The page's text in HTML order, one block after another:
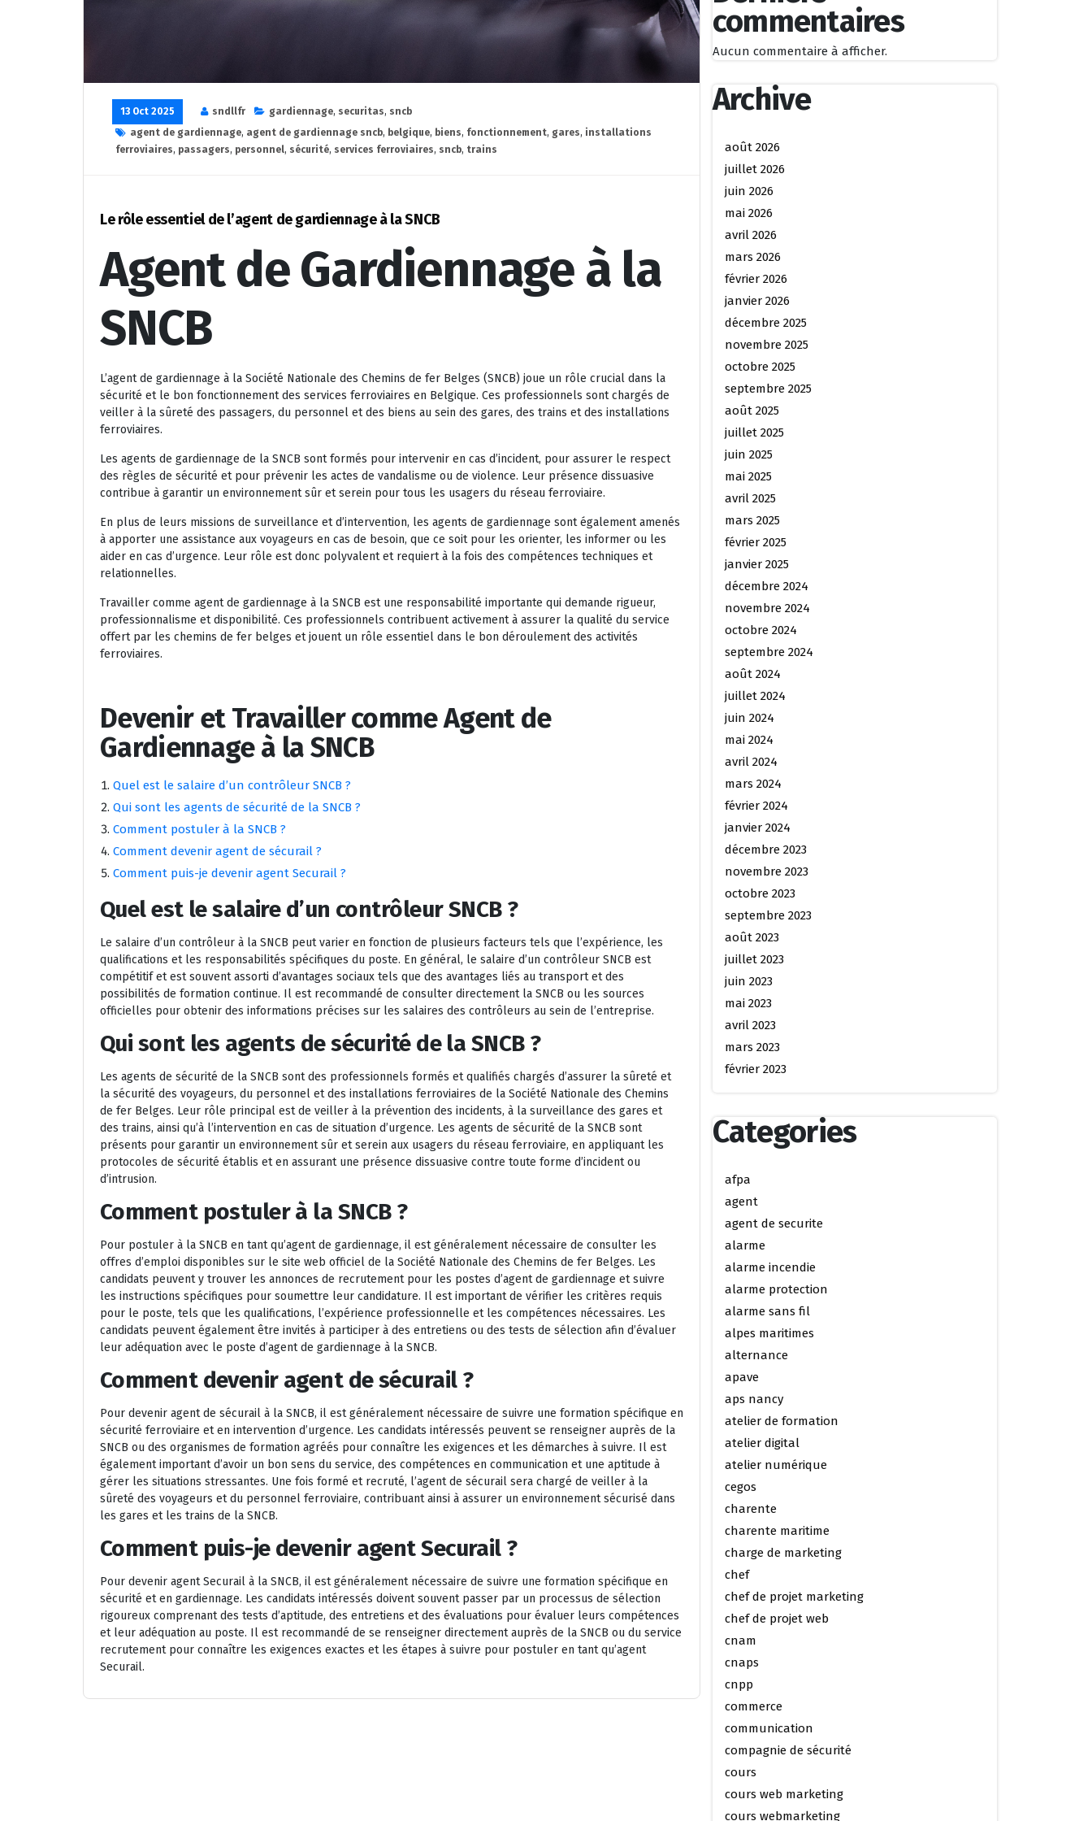
13 Oct 2025 sndllfr gardiennage, securitas, sncb
agent de gardiennage, agent de gardiennage sncb, belgique, biens, fonctionnement, gares, installations
ferroviaires, passagers, personnel, sécurité, services ferroviaires, sncb, trains
Le rôle essentiel de l’agent de gardiennage à la SNCB
Agent de Gardiennage à la
SNCB
L’agent de gardiennage à la Société Nationale des Chemins de fer Belges (SNCB) joue un rôle crucial dans la
sécurité et le bon fonctionnement des services ferroviaires en Belgique. Ces professionnels sont chargés de
veiller à la sûreté des passagers, du personnel et des biens au sein des gares, des trains et des installations
ferroviaires.
Les agents de gardiennage de la SNCB sont formés pour intervenir en cas d’incident, pour assurer le respect
des règles de sécurité et pour prévenir les actes de vandalisme ou de violence. Leur présence dissuasive
contribue à garantir un environnement sûr et serein pour tous les usagers du réseau ferroviaire.
En plus de leurs missions de surveillance et d’intervention, les agents de gardiennage sont également amenés
à apporter une assistance aux voyageurs en cas de besoin, que ce soit pour les orienter, les informer ou les
aider en cas d’urgence. Leur rôle est donc polyvalent et requiert à la fois des compétences techniques et
relationnelles.
Travailler comme agent de gardiennage à la SNCB est une responsabilité importante qui demande rigueur,
professionnalisme et disponibilité. Ces professionnels contribuent activement à assurer la qualité du service
offert par les chemins de fer belges et jouent un rôle essentiel dans le bon déroulement des activités
ferroviaires.
Devenir et Travailler comme Agent de
Gardiennage à la SNCB
Quel est le salaire d’un contrôleur SNCB ?
Qui sont les agents de sécurité de la SNCB ?
Comment postuler à la SNCB ?
Comment devenir agent de sécurail ?
Comment puis-je devenir agent Securail ?
Quel est le salaire d’un contrôleur SNCB ?
Le salaire d’un contrôleur à la SNCB peut varier en fonction de plusieurs facteurs tels que l’expérience, les
qualifications et les responsabilités spécifiques du poste. En général, le salaire d’un contrôleur SNCB est
compétitif et est souvent assorti d’avantages sociaux tels que des avantages liés au transport et des
possibilités de formation continue. Il est recommandé de consulter directement la SNCB ou les sources
officielles pour obtenir des informations précises sur les salaires des contrôleurs au sein de l’entreprise.
Qui sont les agents de sécurité de la SNCB ?
Les agents de sécurité de la SNCB sont des professionnels formés et qualifiés chargés d’assurer la sûreté et
la sécurité des voyageurs, du personnel et des installations ferroviaires de la Société Nationale des Chemins
de fer Belges. Leur rôle principal est de veiller à la prévention des incidents, à la surveillance des gares et
des trains, ainsi qu’à l’intervention en cas de situation d’urgence. Les agents de sécurité de la SNCB sont
présents pour garantir un environnement sûr et serein aux usagers du réseau ferroviaire, en appliquant les
protocoles de sécurité établis et en assurant une présence dissuasive contre toute forme d’incident ou
d’intrusion.
Comment postuler à la SNCB ?
Pour postuler à la SNCB en tant qu’agent de gardiennage, il est généralement nécessaire de consulter les
offres d’emploi disponibles sur le site web officiel de la Société Nationale des Chemins de fer Belges. Les
candidats peuvent y trouver les annonces de recrutement pour les postes d’agent de gardiennage et suivre
les instructions spécifiques pour soumettre leur candidature. Il est important de vérifier les critères requis
pour le poste, tels que les qualifications, l’expérience professionnelle et les compétences nécessaires. Les
candidats peuvent également être invités à participer à des entretiens ou des tests de sélection afin d’évaluer
leur adéquation avec le poste d’agent de gardiennage à la SNCB.
Comment devenir agent de sécurail ?
Pour devenir agent de sécurail à la SNCB, il est généralement nécessaire de suivre une formation spécifique en
sécurité ferroviaire et en intervention d’urgence. Les candidats intéressés peuvent se renseigner auprès de la
SNCB ou des organismes de formation agréés pour connaître les exigences et les démarches à suivre. Il est
également important d’avoir un bon sens du service, des compétences en communication et une aptitude à
gérer les situations stressantes. Une fois formé et recruté, l’agent de sécurail sera chargé de veiller à la
sûreté des voyageurs et du personnel ferroviaire, contribuant ainsi à assurer un environnement sécurisé dans
les gares et les trains de la SNCB.
Comment puis-je devenir agent Securail ?
Pour devenir agent Securail à la SNCB, il est généralement nécessaire de suivre une formation spécifique en
sécurité et en gardiennage. Les candidats intéressés doivent souvent passer par un processus de sélection
rigoureux comprenant des tests d’aptitude, des entretiens et des évaluations pour évaluer leurs compétences
et leur adéquation au poste. Il est recommandé de se renseigner directement auprès de la SNCB ou du service
recrutement pour connaître les exigences exactes et les étapes à suivre pour postuler en tant qu’agent
Securail.
commentaires
Aucun commentaire à afficher.
Archive
août 2026
juillet 2026
juin 2026
mai 2026
avril 2026
mars 2026
février 2026
janvier 2026
décembre 2025
novembre 2025
octobre 2025
septembre 2025
août 2025
juillet 2025
juin 2025
mai 2025
avril 2025
mars 2025
février 2025
janvier 2025
décembre 2024
novembre 2024
octobre 2024
septembre 2024
août 2024
juillet 2024
juin 2024
mai 2024
avril 2024
mars 2024
février 2024
janvier 2024
décembre 2023
novembre 2023
octobre 2023
septembre 2023
août 2023
juillet 2023
juin 2023
mai 2023
avril 2023
mars 2023
février 2023
Categories
afpa
agent
agent de securite
alarme
alarme incendie
alarme protection
alarme sans fil
alpes maritimes
alternance
apave
aps nancy
atelier de formation
atelier digital
atelier numérique
cegos
charente
charente maritime
charge de marketing
chef
chef de projet marketing
chef de projet web
cnam
cnaps
cnpp
commerce
communication
compagnie de sécurité
cours
cours web marketing
cours webmarketing